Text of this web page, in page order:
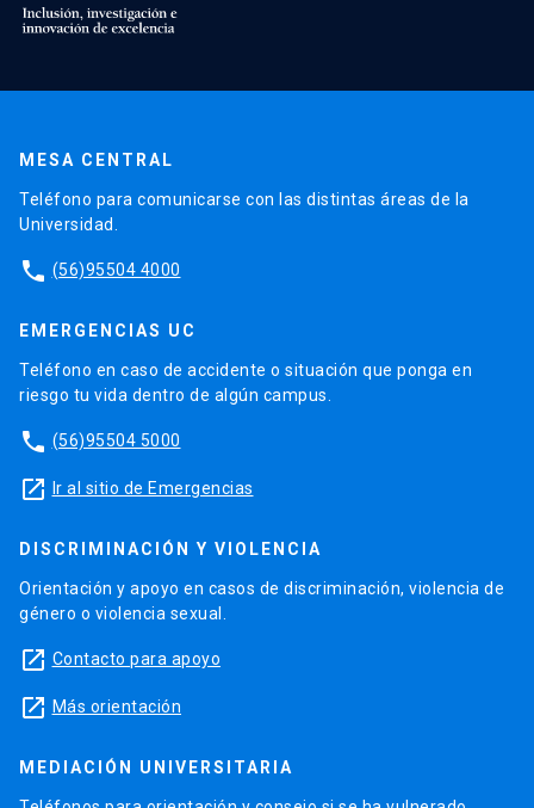
MESA CENTRAL
Teléfono para comunicarse con las distintas áreas de la
Universidad.
phone (56)95504 4000
EMERGENCIAS UC
Teléfono en caso de accidente o situación que ponga en
riesgo tu vida dentro de algún campus.
phone (56)95504 5000
launch Ir al sitio de Emergencias
DISCRIMINACIÓN Y VIOLENCIA
Orientación y apoyo en casos de discriminación, violencia de
género o violencia sexual.
launch Contacto para apoyo
launch Más orientación
MEDIACIÓN UNIVERSITARIA